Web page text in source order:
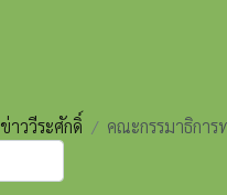
ข่าววีระศักดิ์
คณะกรรมาธิกา